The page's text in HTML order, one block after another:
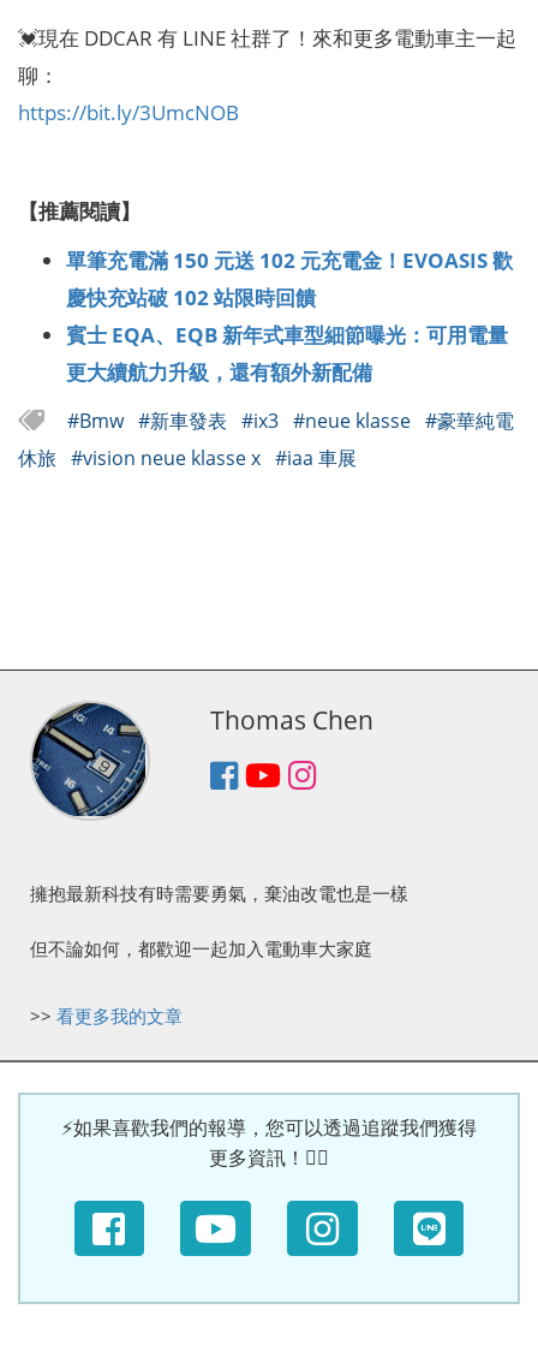
💓現在 DDCAR 有 LINE 社群了！來和更多電動車主一起
聊：
https://bit.ly/3UmcNOB
【推薦閱讀】
單筆充電滿 150 元送 102 元充電金！EVOASIS 歡
慶快充站破 102 站限時回饋
賓士 EQA、EQB 新年式車型細節曝光：可用電量
更大續航力升級，還有額外新配備
#Bmw #新車發表 #ix3 #neue klasse #豪華純電
休旅 #vision neue klasse x #iaa 車展
Thomas Chen
擁抱最新科技有時需要勇氣，棄油改電也是一樣
但不論如何，都歡迎一起加入電動車大家庭
>> 看更多我的文章
⚡如果喜歡我們的報導，您可以透過追蹤我們獲得
更多資訊！🙆‍♀